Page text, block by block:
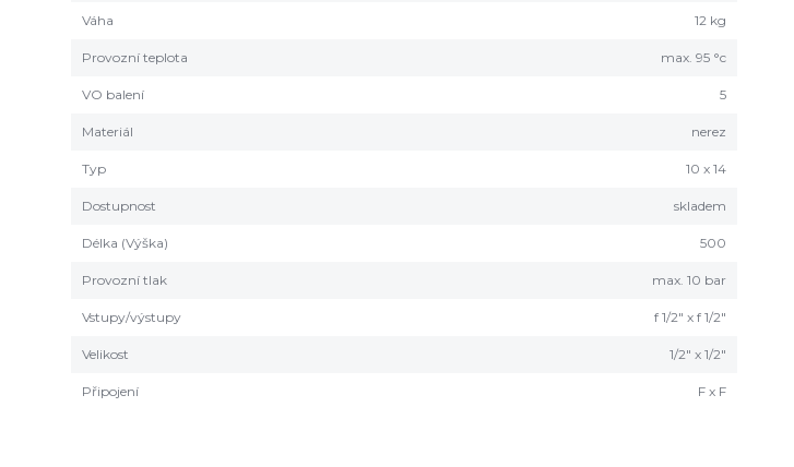
Váha 12 kg
Provozní teplota max. 95 °c
VO balení 5
Materiál nerez
Typ 10 x 14
Dostupnost skladem
Délka (Výška) 500
Provozní tlak max. 10 bar
Vstupy/výstupy f 1/2" x f 1/2"
Velikost 1/2" x 1/2"
Připojení F x F